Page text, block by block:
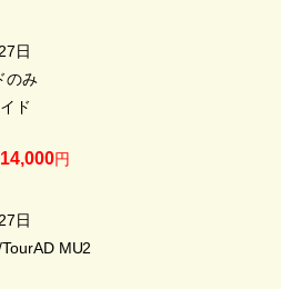
日
のみ
ド
14,000円
日
MU2